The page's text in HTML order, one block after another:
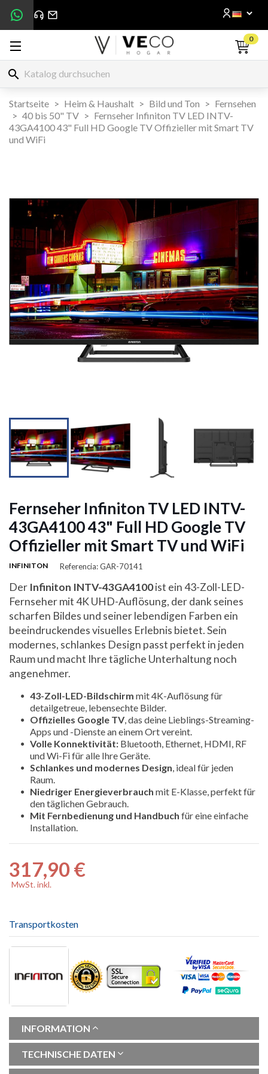
0
search
Startseite Heim & Haushalt Bild und Ton
Fernsehen
40 bis 50" TV
Fernseher Infiniton TV LED INTV-
43GA4100 43" Full HD Google TV Offizieller mit Smart TV
und WiFi
 
 
Fernseher Infiniton TV LED INTV-
43GA4100 43" Full HD Google TV
Offizieller mit Smart TV und WiFi
INFINITON Referencia: GAR-70141
Der Infiniton INTV-43GA4100ist ein 43-Zoll-LED-
Fernseher mit 4K UHD-Auflösung, der dank seines
scharfen Bildes und seiner lebendigen Farben ein
beeindruckendes visuelles Erlebnis bietet. Sein
modernes, schlankes Design passt perfekt in jeden
Raum und macht Ihre tägliche Unterhaltung noch
angenehmer.
43-Zoll-LED-Bildschirm mit 4K-Auflösung für
detailgetreue, lebensechte Bilder.
Offizielles Google TV , das deine Lieblings-Streaming-
Apps und -Dienste an einem Ort vereint.
Volle Konnektivität: Bluetooth, Ethernet, HDMI, RF
und Wi-Fi für alle Ihre Geräte.
Schlankes und modernes Design , ideal für jeden
Raum.
Niedriger Energieverbrauch mit E-Klasse, perfekt für
den täglichen Gebrauch.
Mit Fernbedienung und Handbuch für eine einfache
Installation.
317,90 €
MwSt. inkl.
Transportkosten
INFORMATION
TECHNISCHE DATEN